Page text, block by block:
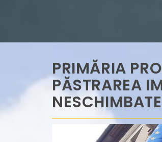
PRIMĂRIA
PĂSTRAREA
NESCHIMBATE